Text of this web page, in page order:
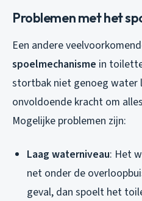
Problemen met het
Een andere
spoelmechanisme in
stortbak niet genoeg
onvoldoende kracht om
Mogelijke problemen zijn:
Laag waterniveau: Het
net onder de
geval, dan spoelt het